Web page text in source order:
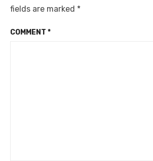
fields are marked *
COMMENT *